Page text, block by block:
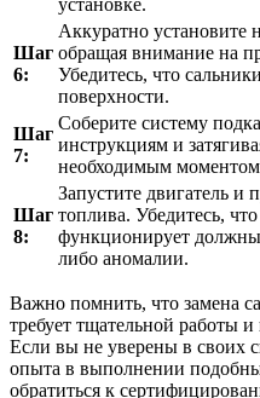
Шаг
6:
Аккуратно установите
обращая внимание на
Убедитесь, что
поверхности.
Шаг
7:
Соберите систему
инструкциям и
необходимым
Шаг
8:
Запустите двигатель и
топлива. Убедитесь,
функционирует
либо аномалии.
Важно помнить, что замена
требует тщательной работы
Если вы не уверены в своих
опыта в выполнении
обратиться к